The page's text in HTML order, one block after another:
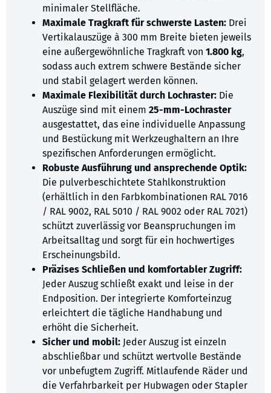
minimaler Stellfläche.
Maximale Tragkraft für schwerste Lasten: Drei
Vertikalauszüge à 300 mm Breite bieten jeweils
eine außergewöhnliche Tragkraft von 1.800 kg,
sodass auch extrem schwere Bestände sicher
und stabil gelagert werden können.
Maximale Flexibilität durch Lochraster: Die
Auszüge sind mit einem 25-mm-Lochraster
ausgestattet, das eine individuelle Anpassung
und Bestückung mit Werkzeughaltern an Ihre
spezifischen Anforderungen ermöglicht.
Robuste Ausführung und ansprechende Optik:
Die pulverbeschichtete Stahlkonstruktion
(erhältlich in den Farbkombinationen RAL 7016
/ RAL 9002, RAL 5010 / RAL 9002 oder RAL 7021)
schützt zuverlässig vor Beanspruchungen im
Arbeitsalltag und sorgt für ein hochwertiges
Erscheinungsbild.
Präzises Schließen und komfortabler Zugriff:
Jeder Auszug schließt exakt und leise in der
Endposition. Der integrierte Komforteinzug
erleichtert die tägliche Handhabung und
erhöht die Sicherheit.
Sicher und mobil: Jeder Auszug ist einzeln
abschließbar und schützt wertvolle Bestände
vor unbefugtem Zugriff. Mitlaufende Räder und
die Verfahrbarkeit per Hubwagen oder Stapler